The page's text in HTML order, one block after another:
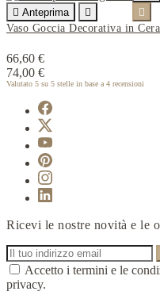
 Anteprima

Vaso Goccia Decorativa in
66,60 €
74,00 €
Valutato 5 su 5 stelle in base a 4 recensioni

Ricevi le nostre novità e le
Accetto i termini e le
privacy.